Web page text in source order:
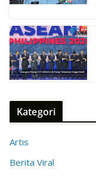
Kategori
Artis
Berita Viral